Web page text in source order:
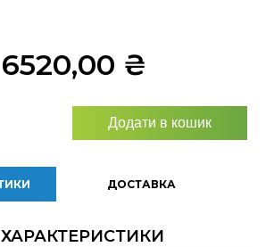
6520,00 ₴
Додати в кошик
ДОСТАВКА